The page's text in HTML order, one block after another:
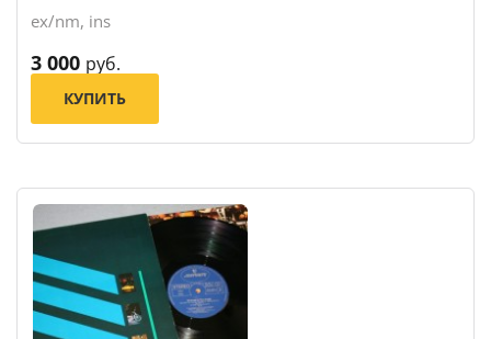
ex/nm, ins
3 000 руб.
КУПИТЬ